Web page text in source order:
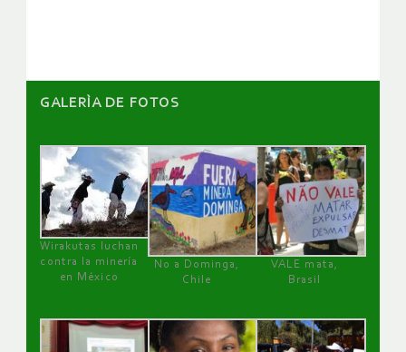
GALERÌA DE FOTOS
Wirakutas luchan
contra la minería
en México
No a Dominga,
Chile
VALE mata,
Brasil